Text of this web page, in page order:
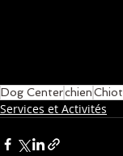
Dog CenterchienChiot
Services et Activités